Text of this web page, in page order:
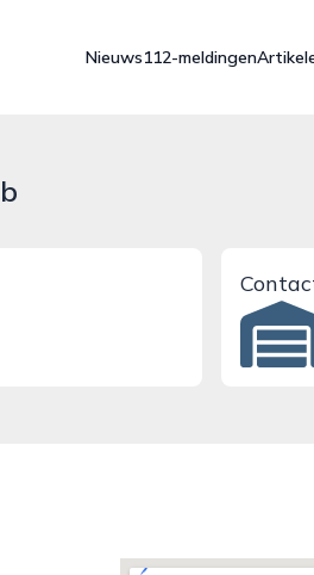
Nieuws112-meldingen